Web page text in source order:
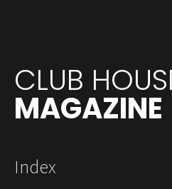
CLUB
MAGAZINE
Index